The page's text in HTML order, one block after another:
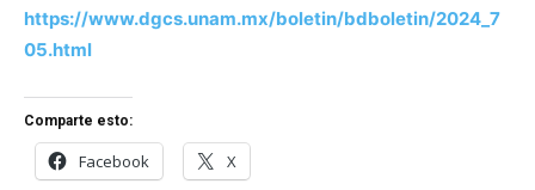
https://www.dgcs.unam.mx/boletin/bdboletin/2024_7
05.html
Comparte esto:
Facebook X